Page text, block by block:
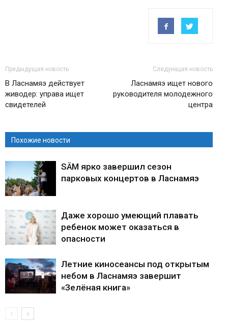
Предыдущая новость
В Ласнамяэ действует
живодер: управа ищет
свидетелей
Следующая новость
Ласнамяэ ищет нового
руководителя молодежного
центра
Похожие новости
SÄM ярко завершил сезон
парковых концертов в Ласнамяэ
Даже хорошо умеющий плавать
ребенок может оказаться в
опасности
Летние киносеансы под открытым
небом в Ласнамяэ завершит
«Зелёная книга»